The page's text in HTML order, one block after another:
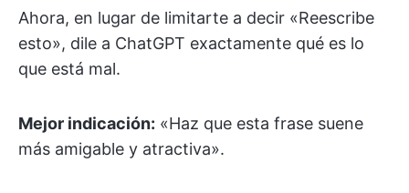
Ahora, en lugar de limitarte a decir «Reescribe
esto», dile a ChatGPT exactamente qué es lo
que está mal.
Mejor indicación: «Haz que esta frase suene
más amigable y atractiva».